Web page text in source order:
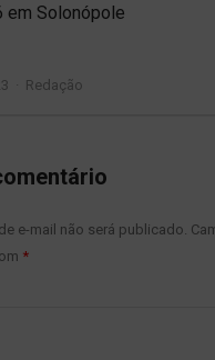
em Solonópole
Author
Redação
e-mail não será publicado.
*